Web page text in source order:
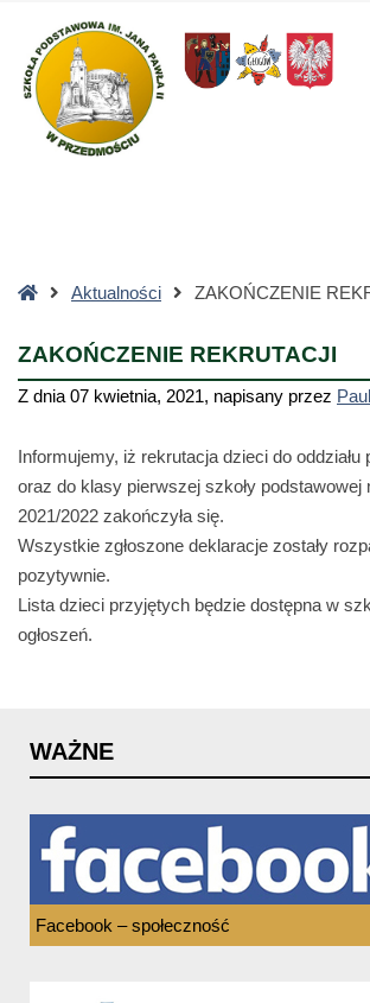
REKRUTACJI
Szkoła
Podstawowa
StronaAktualności ZAKOŃCZENIE
ZAKOŃCZENIE REKRUTACJI
Z dnia 07 kwietnia, 2021, napisany przez
Informujemy, iż rekrutacja dzieci do oddziału
oraz do klasy pierwszej szkoły podstawowej
2021/2022 zakończyła się.
Wszystkie zgłoszone deklaracje zostały
pozytywnie.
Lista dzieci przyjętych będzie dostępna w
ogłoszeń.
WAŻNE
Facebook – społeczność